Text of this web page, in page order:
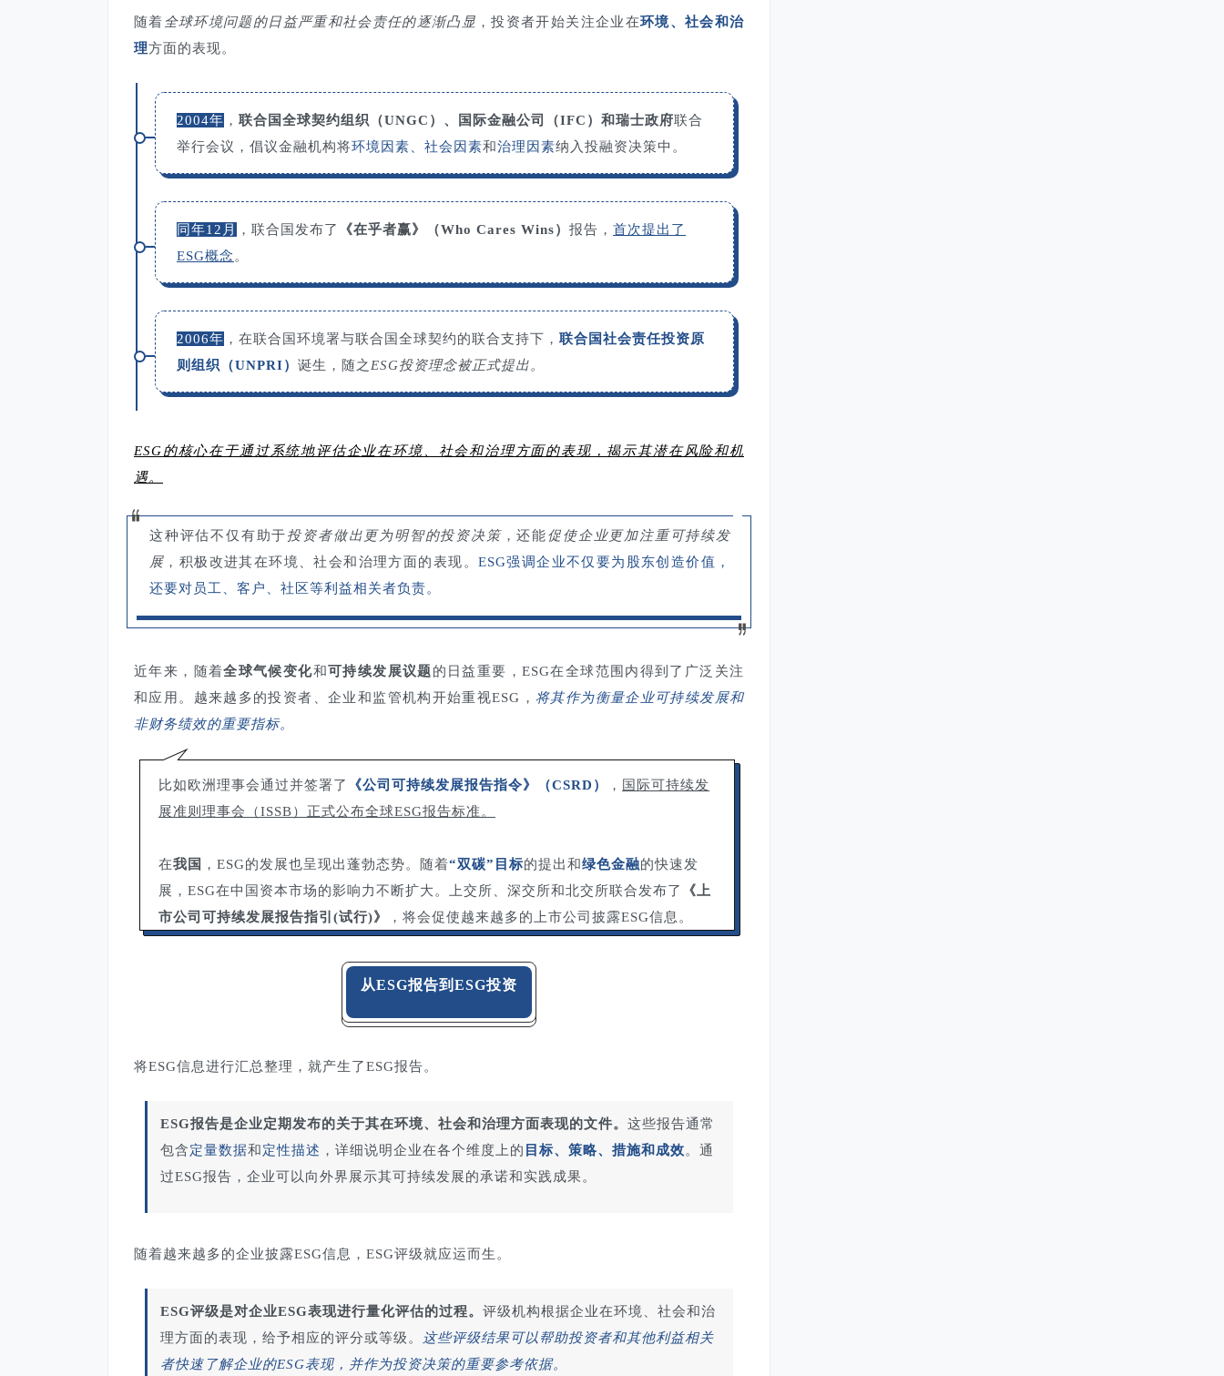
随着 全球环境问题的日益严重和社会责任的逐渐凸显 ，投资者开始关注企业在环境、社会和治
理方面的表现。
2004年 ， 联合国全球契约组织（UNGC）、国际金融公司（IFC）和瑞士政府联合
举行会议，倡议金融机构将环境因素、社会因素和治理因素纳入投融资决策中。
同年12月 ，联合国发布了 《在乎者赢》（Who Cares Wins） 报告， 首次提出了
ESG概念 。
2006年 ，在联合国环境署与联合国全球契约的联合支持下， 联合国社会责任投资原
则组织（UNPRI） 诞生，随之 ESG投资理念被正式提出。
ESG的核心在于通过系统地评估企业在环境、社会和治理方面的表现，揭示其潜在风险和机
遇。
这种评估不仅有助于投资者做出更为明智的投资决策，还能促使企业更加注重可持续发
展 ，积极改进其在环境、社会和治理方面的表现。 ESG强调企业不仅要为股东创造价值，
还要对员工、客户、社区等利益相关者负责。
近年来，随着全球气候变化和可持续发展议题的日益重要，ESG在全球范围内得到了广泛关注
和应用。越来越多的投资者、企业和监管机构开始重视ESG， 将其作为衡量企业可持续发展和
非财务绩效的重要指标。
比如欧洲理事会通过并签署了 《公司可持续发展报告指令》（CSRD） ，
国际可持续发
展准则理事会（ISSB）正式公布全球ESG报告标准。
在我国 ，ESG的发展也呈现出蓬勃态势。随着“双碳”目标的提出和绿色金融的快速发
展，ESG在中国资本市场的影响力不断扩大。上交所、深交所和北交所联合发布了
《上
市公司可持续发展报告指引(试行)》
，将会促使越来越多的上市公司披露ESG信息。
从ESG报告到ESG投资
将ESG信息进行汇总整理，就产生了ESG报告。
ESG报告是企业定期发布的关于其在环境、社会和治理方面表现的文件。 这些报告通常
包含定量数据和定性描述 ，详细说明企业在各个维度上的 目标、策略、措施和成效。通
过ESG报告，企业可以向外界展示其可持续发展的承诺和实践成果。
随着越来越多的企业披露ESG信息，ESG评级就应运而生。
ESG评级是对企业ESG表现进行量化评估的过程。 评级机构根据企业在环境、社会和治
理方面的表现，给予相应的评分或等级。 这些评级结果可以帮助投资者和其他利益相关
者快速了解企业的ESG表现，并作为投资决策的重要参考依据。